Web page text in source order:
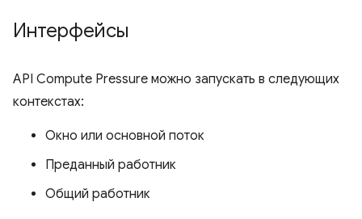
Интерфейсы
API Compute Pressure можно запускать в следующих
контекстах:
Окно или основной поток
Преданный работник
Общий работник